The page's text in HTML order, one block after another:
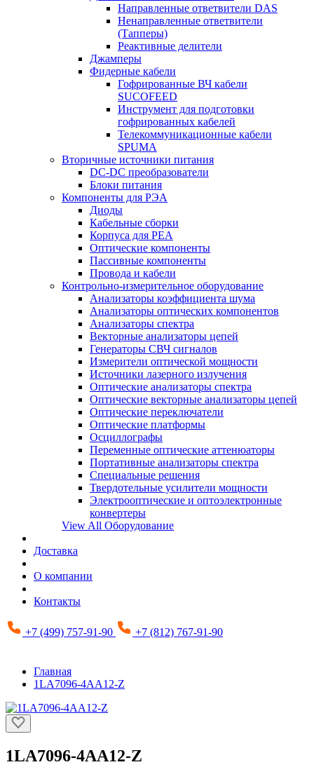
Направленные ответвители DAS
Ненаправленные ответвители
(Тапперы)
Реактивные делители
Джамперы
Фидерные кабели
Гофрированные ВЧ кабели
SUCOFEED
Инструмент для подготовки
гофрированных кабелей
Телекоммуникационные кабели
SPUMA
Вторичные источники питания
DC-DC преобразователи
Блоки питания
Компоненты для РЭА
Диоды
Кабельные сборки
Корпуса для РЕА
Оптические компоненты
Пассивные компоненты
Провода и кабели
Контрольно-измерительное оборудование
Анализаторы коэффициента шума
Анализаторы оптических компонентов
Анализаторы спектра
Векторные анализаторы цепей
Генераторы СВЧ сигналов
Измерители оптической мощности
Источники лазерного излучения
Оптические анализаторы спектра
Оптические векторные анализаторы цепей
Оптические переключатели
Оптические платформы
Осциллографы
Переменные оптические аттенюаторы
Портативные анализаторы спектра
Специальные решения
Твердотельные усилители мощности
Электрооптические и оптоэлектронные
конвертеры
View All Оборудование
Доставка
О компании
Контакты
+7 (499) 757-91-90 +7 (812) 767-91-90
Главная
1LA7096-4AA12-Z
1LA7096-4AA12-Z